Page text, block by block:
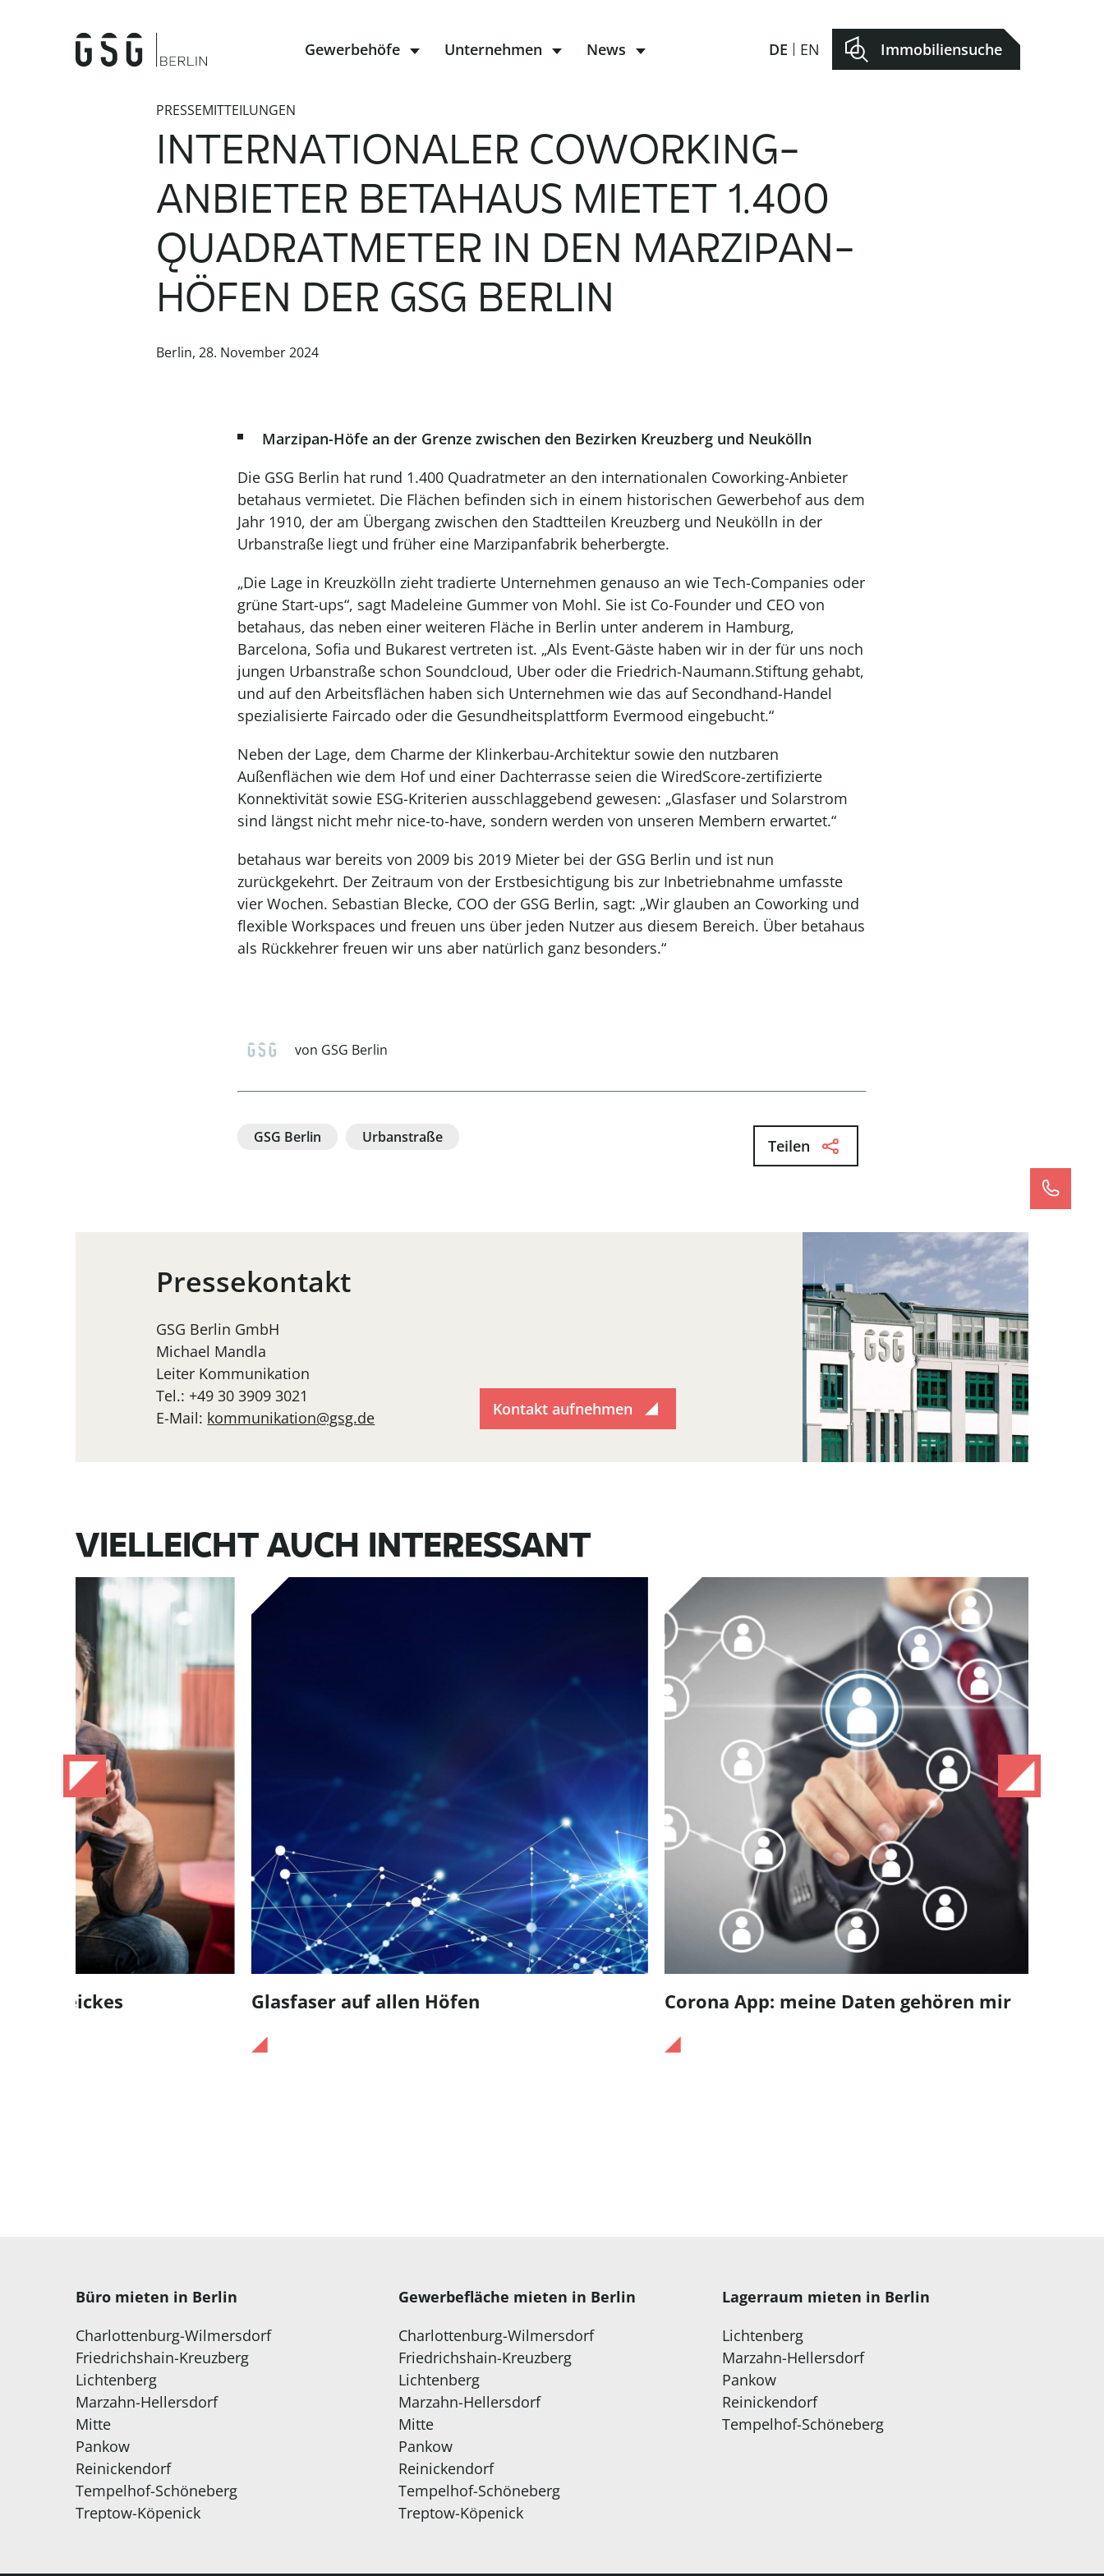
Gewerbehöfe Unternehmen News DE EN Immobiliensuche
PRESSEMITTEILUNGEN
INTERNATIONALER COWORKING-
ANBIETER BETAHAUS MIETET 1.400
QUADRATMETER IN DEN MARZIPAN-
HÖFEN DER GSG BERLIN
Berlin, 28. November 2024
Marzipan-Höfe an der Grenze zwischen den Bezirken Kreuzberg und Neukölln
Die GSG Berlin hat rund 1.400 Quadratmeter an den internationalen Coworking-Anbieter
betahaus vermietet. Die Flächen befinden sich in einem historischen Gewerbehof aus dem
Jahr 1910, der am Übergang zwischen den Stadtteilen Kreuzberg und Neukölln in der
Urbanstraße liegt und früher eine Marzipanfabrik beherbergte.
„Die Lage in Kreuzkölln zieht tradierte Unternehmen genauso an wie Tech-Companies oder
grüne Start-ups“, sagt Madeleine Gummer von Mohl. Sie ist Co-Founder und CEO von
betahaus, das neben einer weiteren Fläche in Berlin unter anderem in Hamburg,
Barcelona, Sofia und Bukarest vertreten ist. „Als Event-Gäste haben wir in der für uns noch
jungen Urbanstraße schon Soundcloud, Uber oder die Friedrich-Naumann.Stiftung gehabt,
und auf den Arbeitsflächen haben sich Unternehmen wie das auf Secondhand-Handel
spezialisierte Faircado oder die Gesundheitsplattform Evermood eingebucht.“
Neben der Lage, dem Charme der Klinkerbau-Architektur sowie den nutzbaren
Außenflächen wie dem Hof und einer Dachterrasse seien die WiredScore-zertifizierte
Konnektivität sowie ESG-Kriterien ausschlaggebend gewesen: „Glasfaser und Solarstrom
sind längst nicht mehr nice-to-have, sondern werden von unseren Membern erwartet.“
betahaus war bereits von 2009 bis 2019 Mieter bei der GSG Berlin und ist nun
zurückgekehrt. Der Zeitraum von der Erstbesichtigung bis zur Inbetriebnahme umfasste
vier Wochen. Sebastian Blecke, COO der GSG Berlin, sagt: „Wir glauben an Coworking und
flexible Workspaces und freuen uns über jeden Nutzer aus diesem Bereich. Über betahaus
als Rückkehrer freuen wir uns aber natürlich ganz besonders.“
von GSG Berlin
GSG Berlin Urbanstraße Teilen
Pressekontakt
GSG Berlin GmbH
Michael Mandla
Leiter Kommunikation
Tel.: +49 30 3909 3021
E-Mail: kommunikation@gsg.de Kontakt aufnehmen
VIELLEICHT AUCH INTERESSANT
Glasfaser auf allen Höfen Corona App: meine Daten gehören mir
Hofnetz:
Büro mieten in Berlin
Charlottenburg-Wilmersdorf
Friedrichshain-Kreuzberg
Lichtenberg
Marzahn-Hellersdorf
Mitte
Pankow
Reinickendorf
Tempelhof-Schöneberg
Treptow-Köpenick
Gewerbefläche mieten in Berlin
Charlottenburg-Wilmersdorf
Friedrichshain-Kreuzberg
Lichtenberg
Marzahn-Hellersdorf
Mitte
Pankow
Reinickendorf
Tempelhof-Schöneberg
Treptow-Köpenick
Lagerraum mieten in Berlin
Lichtenberg
Marzahn-Hellersdorf
Pankow
Reinickendorf
Tempelhof-Schöneberg